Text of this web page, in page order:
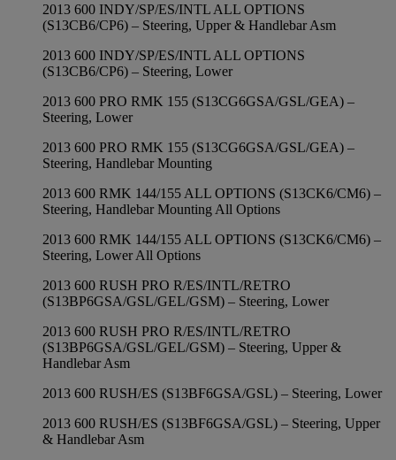
2013 600 INDY/SP/ES/INTL ALL OPTIONS
(S13CB6/CP6) – Steering, Upper & Handlebar Asm
2013 600 INDY/SP/ES/INTL ALL OPTIONS
(S13CB6/CP6) – Steering, Lower
2013 600 PRO RMK 155 (S13CG6GSA/GSL/GEA) –
Steering, Lower
2013 600 PRO RMK 155 (S13CG6GSA/GSL/GEA) –
Steering, Handlebar Mounting
2013 600 RMK 144/155 ALL OPTIONS (S13CK6/CM6) –
Steering, Handlebar Mounting All Options
2013 600 RMK 144/155 ALL OPTIONS (S13CK6/CM6) –
Steering, Lower All Options
2013 600 RUSH PRO R/ES/INTL/RETRO
(S13BP6GSA/GSL/GEL/GSM) – Steering, Lower
2013 600 RUSH PRO R/ES/INTL/RETRO
(S13BP6GSA/GSL/GEL/GSM) – Steering, Upper &
Handlebar Asm
2013 600 RUSH/ES (S13BF6GSA/GSL) – Steering, Lower
2013 600 RUSH/ES (S13BF6GSA/GSL) – Steering, Upper
& Handlebar Asm